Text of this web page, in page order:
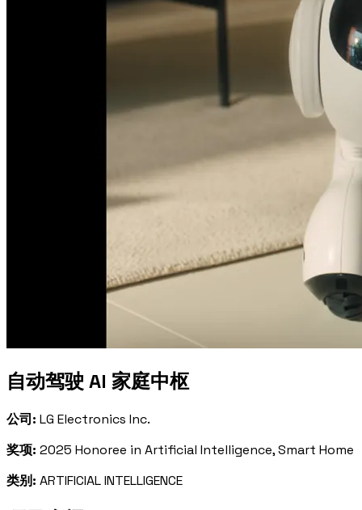
自动驾驶 AI 家庭中枢
公司: LG Electronics Inc.
奖项: 2025 Honoree in Artificial Intelligence, Smart Home
类别: ARTIFICIAL INTELLIGENCE